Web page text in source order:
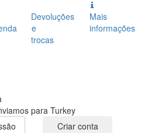
Devoluções
e
trocas
Mais
informações
para Turkey
Criar conta